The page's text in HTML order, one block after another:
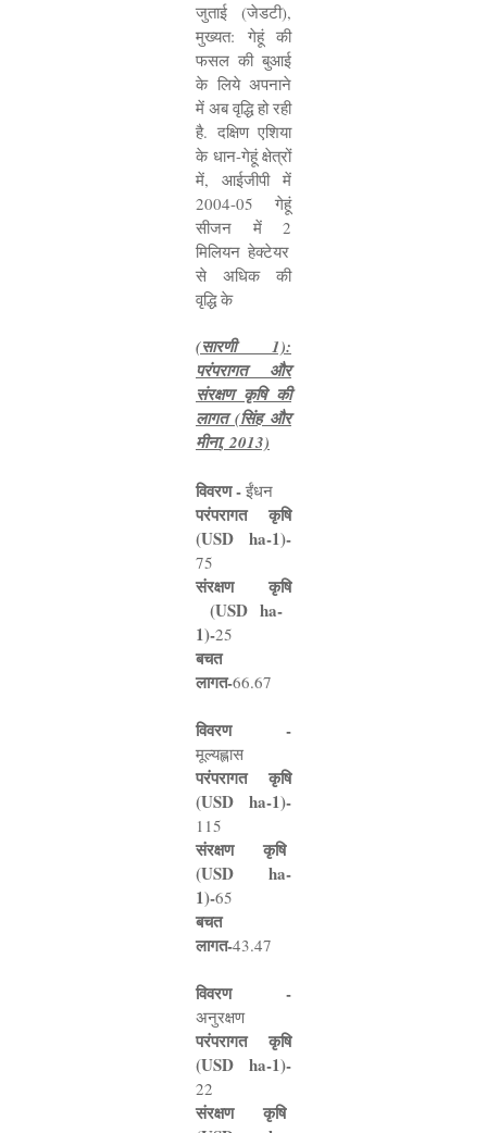
जुताई (जेडटी),
मुख्यत: गेहूं की
फसल की बुआई
के लिये अपनाने
में अब वृद्धि हो रही
है. दक्षिण एशिया
के धान-गेहूं क्षेत्रों
में, आईजीपी में
2004-05 गेहूं
सीजन में 2
मिलियन हेक्टेयर
से अधिक की
वृद्धि के
(सारणी 1):
परंपरागत और
संरक्षण कृषि की
लागत (सिंह और
मीना, 2013)
विवरण - ईंधन
परंपरागत कृषि
(USD ha-1)-
75
संरक्षण कृषि
(USD ha-
1)-25
बचत
लागत-66.67
विवरण -
मूल्यह्लास
परंपरागत कृषि
(USD ha-1)-
115
संरक्षण कृषि
(USD ha-
1)-65
बचत
लागत-43.47
विवरण -
अनुरक्षण
परंपरागत कृषि
(USD ha-1)-
22
संरक्षण कृषि